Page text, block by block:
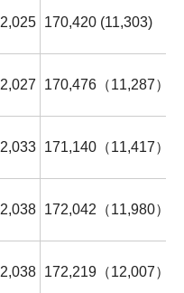
2,025 170,420 (11,303)
2,027 170,476（11,287）
2,033 171,140（11,417）
2,038 172,042（11,980）
2,038 172,219（12,007）